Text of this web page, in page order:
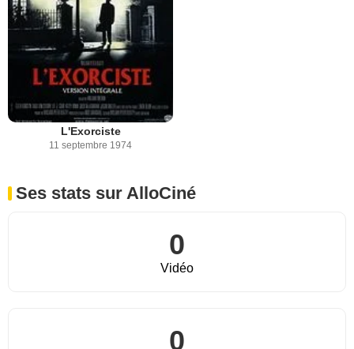
L'Exorciste
11 septembre 1974
Ses stats sur AlloCiné
0
Vidéo
0